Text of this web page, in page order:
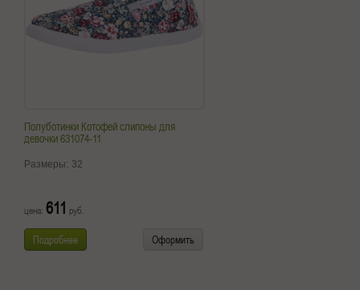
Полуботинки Котофей слипоны для
девочки 631074-11
Размеры: 32
цена: 611 руб.
Подробнее Оформить